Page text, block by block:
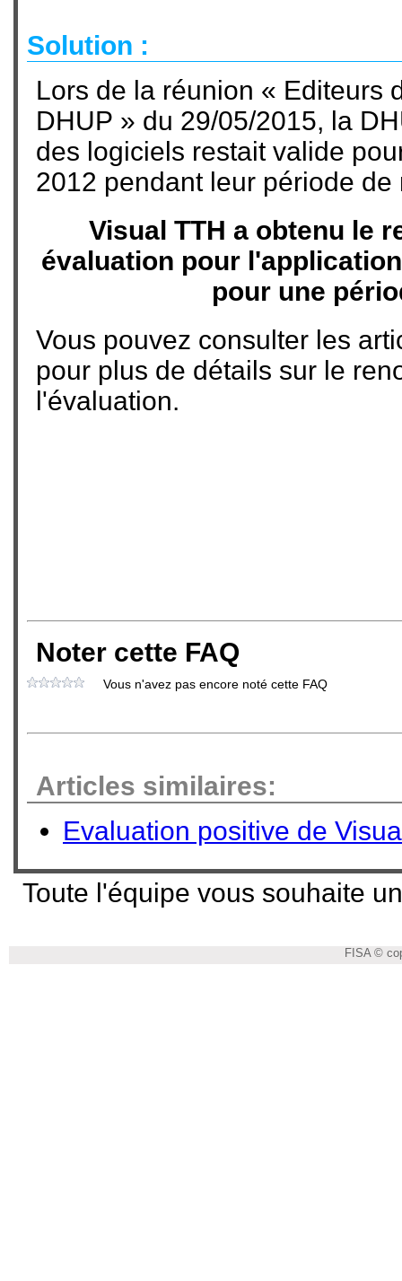
Solution :
Lors de la réunion « Editeurs
DHUP » du 29/05/2015, la
des logiciels restait valide
2012 pendant leur période de
Visual TTH a obtenu le
évaluation pour
pour une
Vous pouvez consulter les
pour plus de détails sur le
l'évaluation.
Noter cette FAQ
Vous n'avez pas encore noté cette FAQ
Articles similaires:
Evaluation positive de
Toute l'équipe vous souhaite
FISA ©